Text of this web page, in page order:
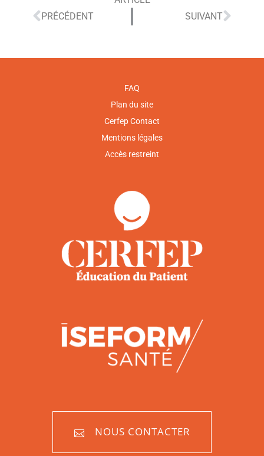
PRÉCÉDENT
SUIVANT
FAQ
Plan du site
Cerfep Contact
Mentions légales
Accès restreint
NOUS CONTACTER